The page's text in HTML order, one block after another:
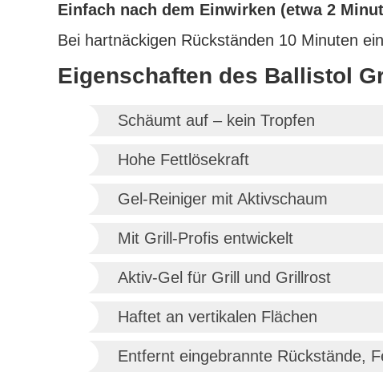
Einfach nach dem Einwirken (etwa 2
Bei hartnäckigen Rückständen 10 Minuten
Eigenschaften des Ballistol
Schäumt auf – kein Tropfen
Hohe Fettlösekraft
Gel-Reiniger mit Aktivschaum
Mit Grill-Profis entwickelt
Aktiv-Gel für Grill und Grillrost
Haftet an vertikalen Flächen
Entfernt eingebrannte Rückstände,